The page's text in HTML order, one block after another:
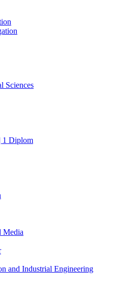
Sciences
1 Diplom
Media
and Industrial Engineering